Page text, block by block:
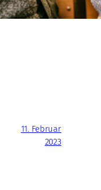
11. Februar
2023